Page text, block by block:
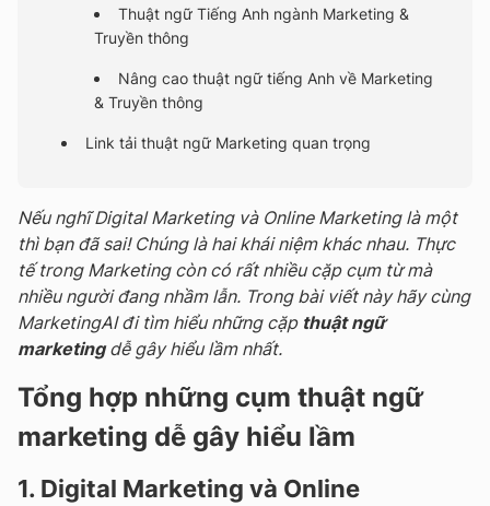
Thuật ngữ Tiếng Anh ngành Marketing &
Truyền thông
Nâng cao thuật ngữ tiếng Anh về Marketing
& Truyền thông
Link tải thuật ngữ Marketing quan trọng
Nếu nghĩ Digital Marketing và Online Marketing là một
thì bạn đã sai! Chúng là hai khái niệm khác nhau. Thực
tế trong Marketing còn có rất nhiều cặp cụm từ mà
nhiều người đang nhầm lẫn. Trong bài viết này hãy cùng
MarketingAI đi tìm hiểu những cặp thuật ngữ
marketingdễ gây hiểu lầm nhất.
Tổng hợp những cụm thuật ngữ
marketing dễ gây hiểu lầm
1. Digital Marketing và Online